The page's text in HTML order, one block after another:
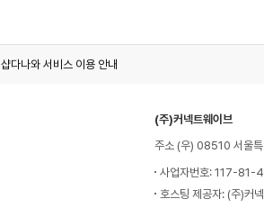
샵다나와 서비스 이용 안내
(주)커넥트웨이브
주소 (우) 08510 서울
사업자번호: 117-81-
호스팅 제공자: (주)커